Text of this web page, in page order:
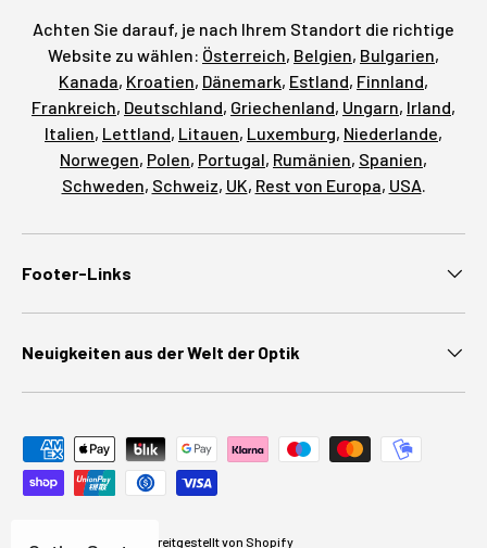
Achten Sie darauf, je nach Ihrem Standort die richtige
Website zu wählen: Österreich, Belgien, Bulgarien,
Kanada, Kroatien, Dänemark, Estland, Finnland,
Frankreich, Deutschland, Griechenland, Ungarn, Irland,
Italien, Lettland, Litauen, Luxemburg, Niederlande,
Norwegen, Polen, Portugal, Rumänien, Spanien,
Schweden, Schweiz, UK, Rest von Europa, USA
Footer-Links
Neuigkeiten aus der Welt der Optik
Zahlungsmethoden akzeptiert
Bereitgestellt von Shopify